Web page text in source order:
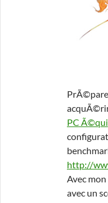
PC
http://
Avec
avec un